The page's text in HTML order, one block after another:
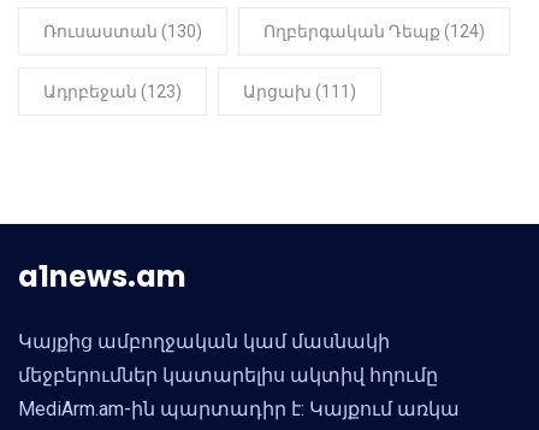
Ռուսաստան (130) Ողբերգական Դեպք (124)
Ադրբեջան (123) Արցախ (111)
a1news.am
Կայքից ամբողջական կամ մասնակի
մեջբերումներ կատարելիս ակտիվ հղումը
MediArm.am-ին պարտադիր է: Կայքում առկա